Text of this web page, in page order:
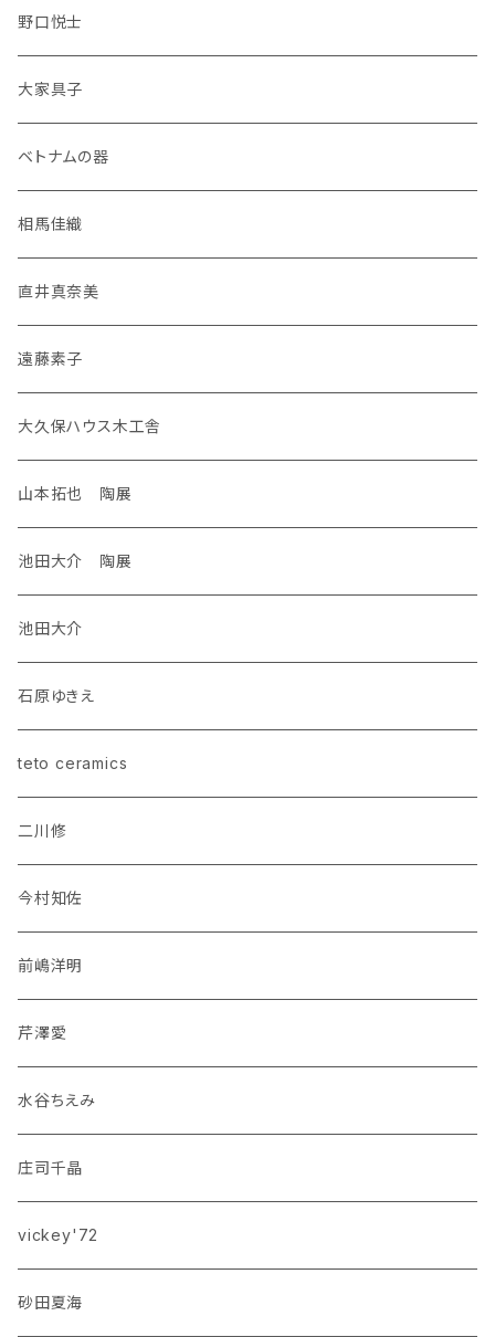
野口悦士
大家具子
ベトナムの器
相馬佳織
直井真奈美
遠藤素子
大久保ハウス木工舎
山本拓也 陶展
池田大介 陶展
池田大介
石原ゆきえ
teto ceramics
二川修
今村知佐
前嶋洋明
芹澤愛
水谷ちえみ
庄司千晶
vickey'72
砂田夏海